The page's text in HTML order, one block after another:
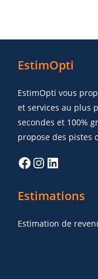
EstimOpti
EstimOpti vous
et services au plus
secondes et 100%
propose des pistes
Estimations
Estimation de